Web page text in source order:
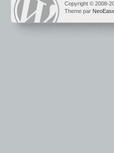
Copyright © 2008-
Theme par